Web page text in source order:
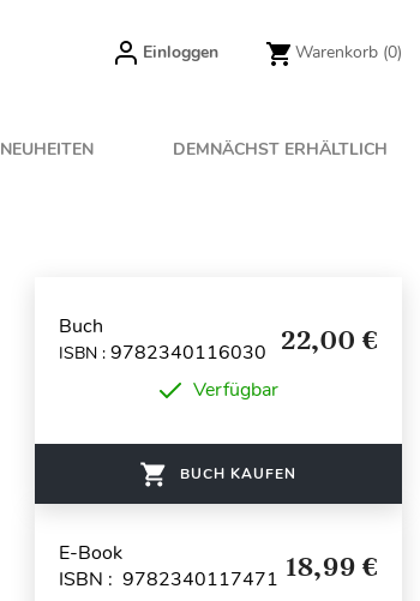
Einloggen Warenkorb (0)
NEUHEITEN DEMNÄCHST ERHÄLTLICH
Buch
ISBN : 9782340116030 22,00 €
Verfügbar
BUCH KAUFEN
E-Book
ISBN : 9782340117471 18,99 €